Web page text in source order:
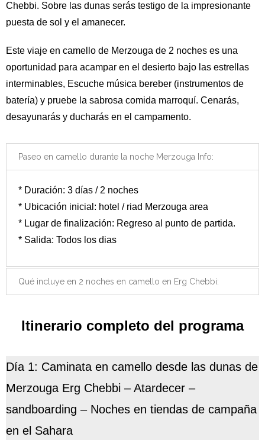
Chebbi. Sobre las dunas serás testigo de la impresionante
puesta de sol y el amanecer.
Este viaje en camello de Merzouga de 2 noches es una
oportunidad para acampar en el desierto bajo las estrellas
interminables, Escuche música bereber (instrumentos de
batería) y pruebe la sabrosa comida marroquí. Cenarás,
desayunarás y ducharás en el campamento.
Paseo en camello durante la noche Merzouga Info:
* Duración: 3 días / 2 noches
* Ubicación inicial: hotel / riad Merzouga area
* Lugar de finalización: Regreso al punto de partida.
* Salida: Todos los dias
Qué incluye en 2 noches en camello en Erg Chebbi:
Itinerario completo del programa
Día 1: Caminata en camello desde las dunas de
Merzouga Erg Chebbi – Atardecer –
sandboarding – Noches en tiendas de campaña
en el Sahara